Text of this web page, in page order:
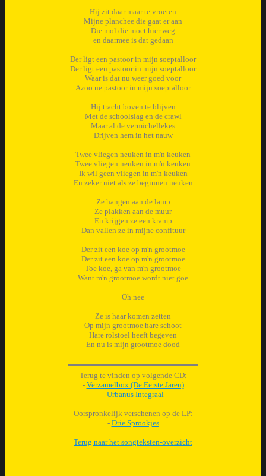
Hij zit daar maar te vroeten
Mijne planchee die gaat er aan
Die mol die moet hier weg
en daarmee is dat gedaan
Der ligt een pastoor in mijn soeptalloor
Der ligt een pastoor in mijn soeptalloor
Waar is dat nu weer goed voor
Azoo ne pastoor in mijn soeptalloor
Hij tracht boven te blijven
Met de schoolslag en de crawl
Maar al de vermichellekes
Drijven hem in het nauw
Twee vliegen neuken in m'n keuken
Twee vliegen neuken in m'n keuken
Ik wil geen vliegen in m'n keuken
En zeker niet als ze beginnen neuken
Ze hangen aan de lamp
Ze plakken aan de muur
En krijgen ze een kramp
Dan vallen ze in mijne confituur
Der zit een koe op m'n grootmoe
Der zit een koe op m'n grootmoe
Toe koe, ga van m'n grootmoe
Want m'n grootmoe wordt niet goe
Oh nee
Ze is haar komen zetten
Op mijn grootmoe hare schoot
Hare rolstoel heeft begeven
En nu is mijn grootmoe dood
Terug te vinden op volgende CD:
- Verzamelbox (De Eerste Jaren)
- Urbanus Integraal
Oorspronkelijk verschenen op de LP:
- Drie Sprookjes
Terug naar het songteksten-overzicht